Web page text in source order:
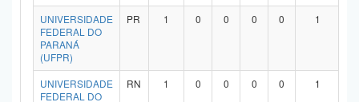
UNIVERSIDADE
FEDERAL DO
PARANÁ
(UFPR)
PR 1 0 0 0 0 1
UNIVERSIDADE
FEDERAL DO
RN 1 0 0 0 0 1